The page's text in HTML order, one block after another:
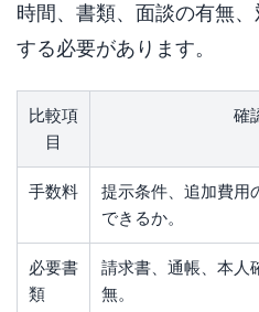
時間、書類、面談の有無
する必要があります。
比較項
目
確
手数料
提示条件、追加費用
できるか。
必要書
類
請求書、通帳、本人
無。